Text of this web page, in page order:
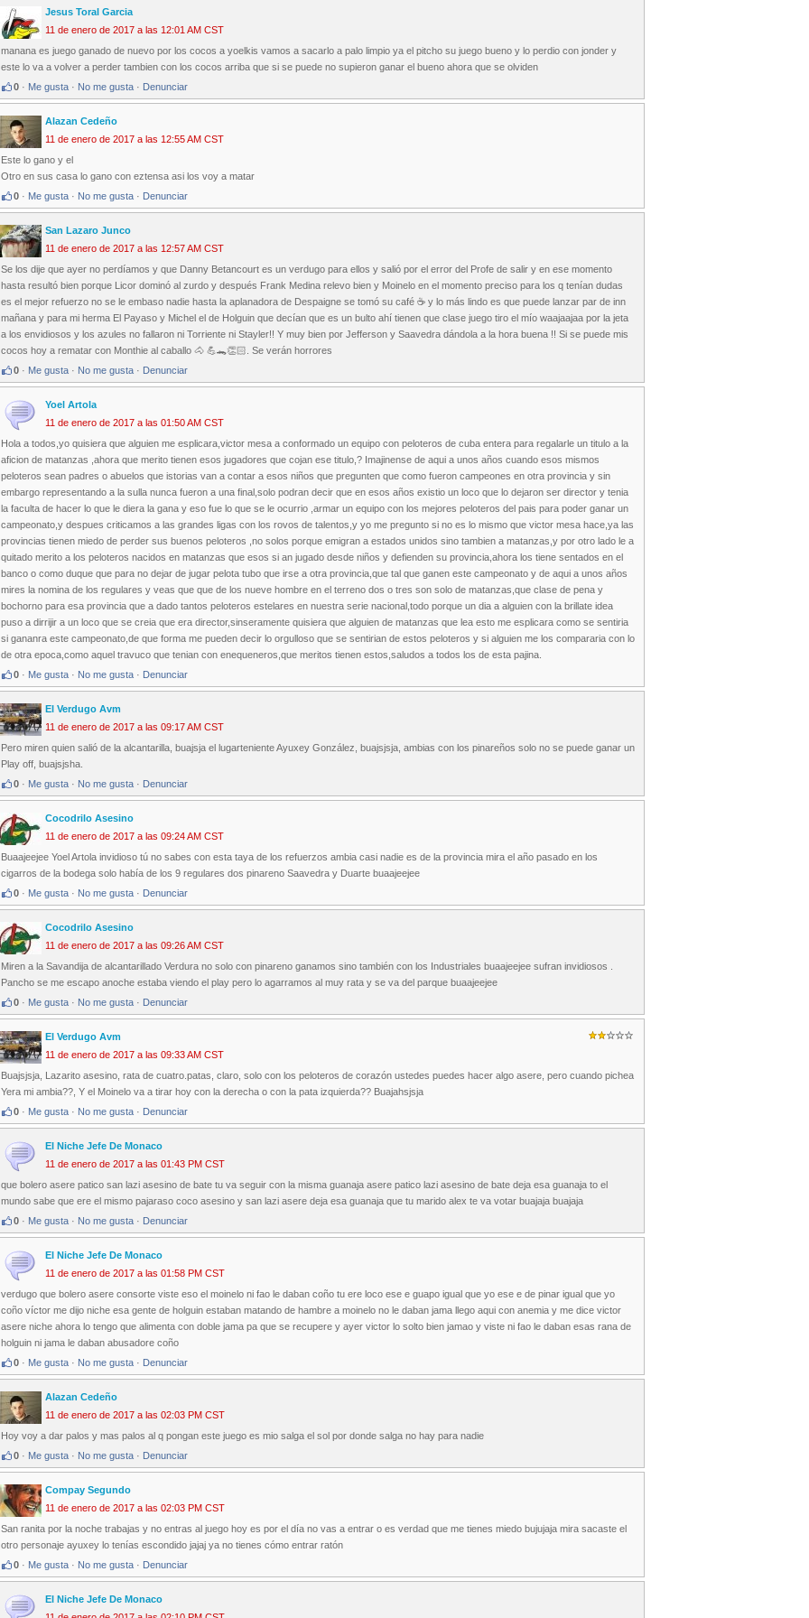
Jesus Toral Garcia
11 de enero de 2017 a las 12:01 AM CST
manana es juego ganado de nuevo por los cocos a yoelkis vamos a sacarlo a palo limpio ya el pitcho su juego bueno y lo perdio con jonder y
este lo va a volver a perder tambien con los cocos arriba que si se puede no supieron ganar el bueno ahora que se olviden
0 · Me gusta · No me gusta · Denunciar
Alazan Cedeño
11 de enero de 2017 a las 12:55 AM CST
Este lo gano y el
Otro en sus casa lo gano con eztensa asi los voy a matar
0 · Me gusta · No me gusta · Denunciar
San Lazaro Junco
11 de enero de 2017 a las 12:57 AM CST
Se los dije que ayer no perdíamos y que Danny Betancourt es un verdugo para ellos y salió por el error del Profe de salir y en ese momento
hasta resultó bien porque Licor dominó al zurdo y después Frank Medina relevo bien y Moinelo en el momento preciso para los q tenían dudas
es el mejor refuerzo no se le embaso nadie hasta la aplanadora de Despaigne se tomó su café ☕️ y lo más lindo es que puede lanzar par de inn
mañana y para mi herma El Payaso y Michel el de Holguin que decían que es un bulto ahí tienen que clase juego tiro el mío waajaajaa por la jeta
a los envidiosos y los azules no fallaron ni Torriente ni Stayler!! Y muy bien por Jefferson y Saavedra dándola a la hora buena !! Si se puede mis
cocos hoy a rematar con Monthie al caballo 🐴 💪🐊👏🏻. Se verán horrores
0 · Me gusta · No me gusta · Denunciar
Yoel Artola
11 de enero de 2017 a las 01:50 AM CST
Hola a todos,yo quisiera que alguien me esplicara,victor mesa a conformado un equipo con peloteros de cuba entera para regalarle un titulo a la
aficion de matanzas ,ahora que merito tienen esos jugadores que cojan ese titulo,? Imajinense de aqui a unos años cuando esos mismos
peloteros sean padres o abuelos que istorias van a contar a esos niños que pregunten que como fueron campeones en otra provincia y sin
embargo representando a la sulla nunca fueron a una final,solo podran decir que en esos años existio un loco que lo dejaron ser director y tenia
la faculta de hacer lo que le diera la gana y eso fue lo que se le ocurrio ,armar un equipo con los mejores peloteros del pais para poder ganar un
campeonato,y despues criticamos a las grandes ligas con los rovos de talentos,y yo me pregunto si no es lo mismo que victor mesa hace,ya las
provincias tienen miedo de perder sus buenos peloteros ,no solos porque emigran a estados unidos sino tambien a matanzas,y por otro lado le a
quitado merito a los peloteros nacidos en matanzas que esos si an jugado desde niños y defienden su provincia,ahora los tiene sentados en el
banco o como duque que para no dejar de jugar pelota tubo que irse a otra provincia,que tal que ganen este campeonato y de aqui a unos años
mires la nomina de los regulares y veas que que de los nueve hombre en el terreno dos o tres son solo de matanzas,que clase de pena y
bochorno para esa provincia que a dado tantos peloteros estelares en nuestra serie nacional,todo porque un dia a alguien con la brillate idea
puso a dirrijir a un loco que se creia que era director,sinseramente quisiera que alguien de matanzas que lea esto me esplicara como se sentiria
si gananra este campeonato,de que forma me pueden decir lo orgulloso que se sentirian de estos peloteros y si alguien me los compararia con lo
de otra epoca,como aquel travuco que tenian con enequeneros,que meritos tienen estos,saludos a todos los de esta pajina.
0 · Me gusta · No me gusta · Denunciar
El Verdugo Avm
11 de enero de 2017 a las 09:17 AM CST
Pero miren quien salió de la alcantarilla, buajsja el lugarteniente Ayuxey González, buajsjsja, ambias con los pinareños solo no se puede ganar un
Play off, buajsjsha.
0 · Me gusta · No me gusta · Denunciar
Cocodrilo Asesino
11 de enero de 2017 a las 09:24 AM CST
Buaajeejee Yoel Artola invidioso tú no sabes con esta taya de los refuerzos ambia casi nadie es de la provincia mira el año pasado en los
cigarros de la bodega solo había de los 9 regulares dos pinareno Saavedra y Duarte buaajeejee
0 · Me gusta · No me gusta · Denunciar
Cocodrilo Asesino
11 de enero de 2017 a las 09:26 AM CST
Miren a la Savandija de alcantarillado Verdura no solo con pinareno ganamos sino también con los Industriales buaajeejee sufran invidiosos .
Pancho se me escapo anoche estaba viendo el play pero lo agarramos al muy rata y se va del parque buaajeejee
0 · Me gusta · No me gusta · Denunciar
El Verdugo Avm
11 de enero de 2017 a las 09:33 AM CST
Buajsjsja, Lazarito asesino, rata de cuatro.patas, claro, solo con los peloteros de corazón ustedes puedes hacer algo asere, pero cuando pichea
Yera mi ambia??, Y el Moinelo va a tirar hoy con la derecha o con la pata izquierda?? Buajahsjsja
0 · Me gusta · No me gusta · Denunciar
El Niche Jefe De Monaco
11 de enero de 2017 a las 01:43 PM CST
que bolero asere patico san lazi asesino de bate tu va seguir con la misma guanaja asere patico lazi asesino de bate deja esa guanaja to el
mundo sabe que ere el mismo pajaraso coco asesino y san lazi asere deja esa guanaja que tu marido alex te va votar buajaja buajaja
0 · Me gusta · No me gusta · Denunciar
El Niche Jefe De Monaco
11 de enero de 2017 a las 01:58 PM CST
verdugo que bolero asere consorte viste eso el moinelo ni fao le daban coño tu ere loco ese e guapo igual que yo ese e de pinar igual que yo
coño víctor me dijo niche esa gente de holguin estaban matando de hambre a moinelo no le daban jama llego aqui con anemia y me dice victor
asere niche ahora lo tengo que alimenta con doble jama pa que se recupere y ayer victor lo solto bien jamao y viste ni fao le daban esas rana de
holguin ni jama le daban abusadore coño
0 · Me gusta · No me gusta · Denunciar
Alazan Cedeño
11 de enero de 2017 a las 02:03 PM CST
Hoy voy a dar palos y mas palos al q pongan este juego es mio salga el sol por donde salga no hay para nadie
0 · Me gusta · No me gusta · Denunciar
Compay Segundo
11 de enero de 2017 a las 02:03 PM CST
San ranita por la noche trabajas y no entras al juego hoy es por el día no vas a entrar o es verdad que me tienes miedo bujujaja mira sacaste el
otro personaje ayuxey lo tenías escondido jajaj ya no tienes cómo entrar ratón
0 · Me gusta · No me gusta · Denunciar
El Niche Jefe De Monaco